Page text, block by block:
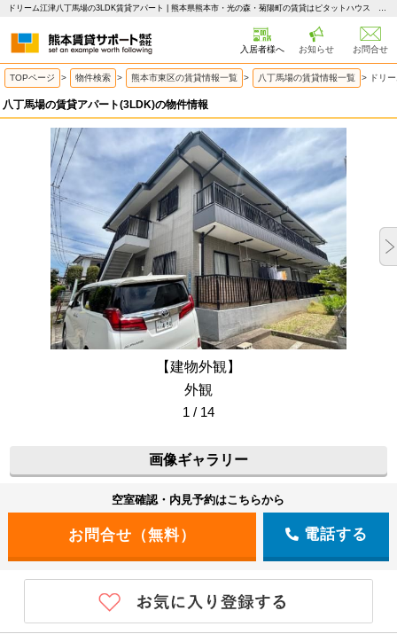
ドリーム江津八丁馬場の3LDK賃貸アパート | 熊本県熊本市・光の森・菊陽町の賃貸はピタットハウス 熊本賃貸サポート
入居者様へ お知らせ お問合せ
TOPページ > 物件検索 > 熊本市東区の賃貸情報一覧 > 八丁馬場の賃貸情報一覧 > ドリ
八丁馬場の賃貸アパート(3LDK)の物件情報
【建物外観】
外観
1 / 14
画像ギャラリー
空室確認・内見予約はこちらから
電話する